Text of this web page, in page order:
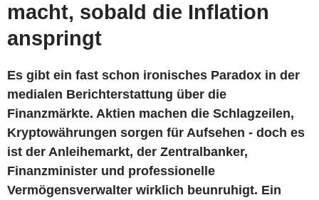
macht, sobald die Inflation
anspringt
Es gibt ein fast schon ironisches Paradox in der
medialen Berichterstattung über die
Finanzmärkte. Aktien machen die Schlagzeilen,
Kryptowährungen sorgen für Aufsehen - doch es
ist der Anleihemarkt, der Zentralbanker,
Finanzminister und professionelle
Vermögensverwalter wirklich beunruhigt. Ein